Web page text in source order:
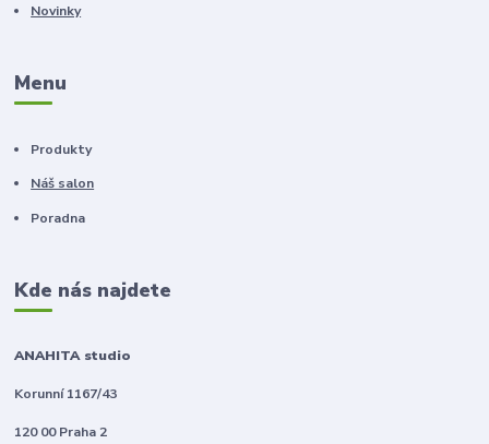
Novinky
Menu
Produkty
Náš salon
Poradna
Kde nás najdete
ANAHITA studio
Korunní 1167/43
120 00 Praha 2